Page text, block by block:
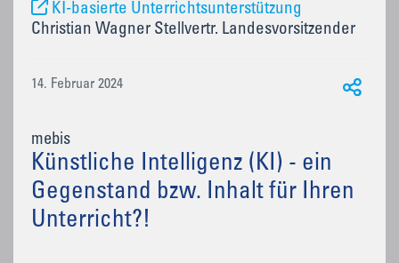
KI-basierte Unterrichtsunterstützung
Christian Wagner Stellvertr. Landesvorsitzender
14. Februar 2024
mebis
Künstliche Intelligenz (KI) - ein
Gegenstand bzw. Inhalt für Ihren
Unterricht?!